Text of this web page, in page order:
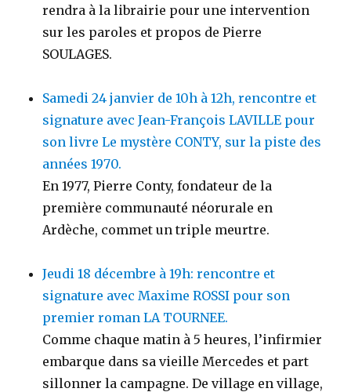
rendra à la librairie pour une intervention
sur les paroles et propos de Pierre
SOULAGES.
Samedi 24 janvier de 10h à 12h, rencontre et
signature avec Jean-François LAVILLE pour
son livre Le mystère CONTY, sur la piste des
années 1970.
En 1977, Pierre Conty, fondateur de la
première communauté néorurale en
Ardèche, commet un triple meurtre.
Jeudi 18 décembre à 19h: rencontre et
signature avec Maxime ROSSI pour son
premier roman LA TOURNEE.
Comme chaque matin à 5 heures, l’infirmier
embarque dans sa vieille Mercedes et part
sillonner la campagne. De village en village,